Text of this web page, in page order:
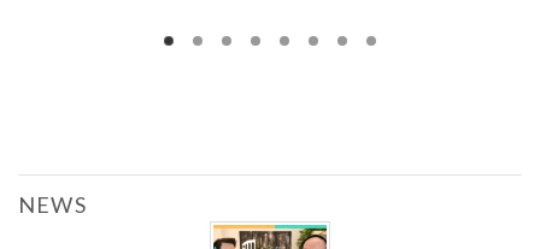
NEWS